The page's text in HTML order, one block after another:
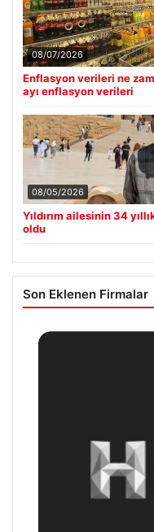
08/07/2026
Enflasyon verileri ne
ayı enflasyon verileri
08/05/2026
Yıldırım ailesinin 34
oldu
Son Eklenen Firmalar